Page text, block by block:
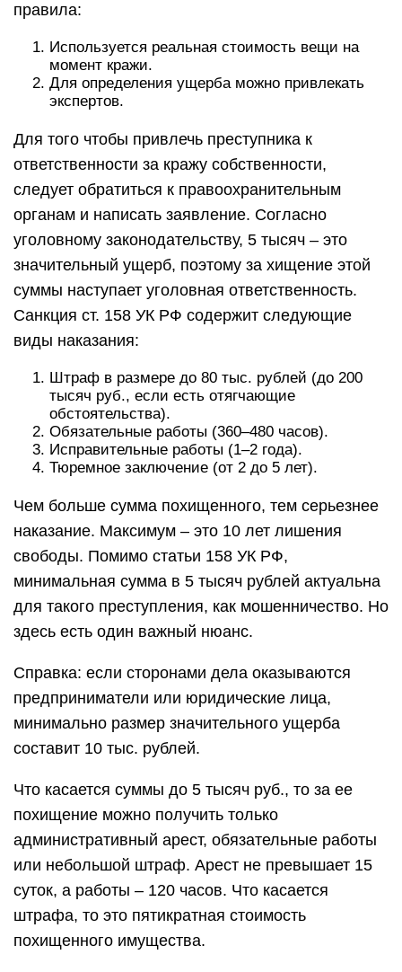
правила:
Используется реальная стоимость вещи на
момент кражи.
Для определения ущерба можно привлекать
экспертов.
Для того чтобы привлечь преступника к
ответственности за кражу собственности,
следует обратиться к правоохранительным
органам и написать заявление. Согласно
уголовному законодательству, 5 тысяч – это
значительный ущерб, поэтому за хищение этой
суммы наступает уголовная ответственность.
Санкция ст. 158 УК РФ содержит следующие
виды наказания:
Штраф в размере до 80 тыс. рублей (до 200
тысяч руб., если есть отягчающие
обстоятельства).
Обязательные работы (360–480 часов).
Исправительные работы (1–2 года).
Тюремное заключение (от 2 до 5 лет).
Чем больше сумма похищенного, тем серьезнее
наказание. Максимум – это 10 лет лишения
свободы. Помимо статьи 158 УК РФ,
минимальная сумма в 5 тысяч рублей актуальна
для такого преступления, как мошенничество. Но
здесь есть один важный нюанс.
Справка: если сторонами дела оказываются
предприниматели или юридические лица,
минимально размер значительного ущерба
составит 10 тыс. рублей.
Что касается суммы до 5 тысяч руб., то за ее
похищение можно получить только
административный арест, обязательные работы
или небольшой штраф. Арест не превышает 15
суток, а работы – 120 часов. Что касается
штрафа, то это пятикратная стоимость
похищенного имущества.